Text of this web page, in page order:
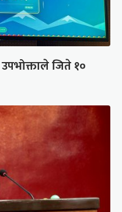
जिते १०